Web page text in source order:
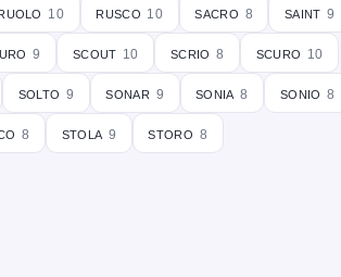
10 rusco 10 sacro 8 saint 9
9 scout 10 scrio 8 scuro 10
solto 9 sonar 9 sonia 8 sonio 8
8 stola 9 storo 8